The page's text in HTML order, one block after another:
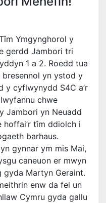
Ymgynghorol y
gerdd Jambori tri
1 a 2. Roedd tua
yn ystod y
y cyflwynydd S4C a’r
chwe
Jambori yn Neuadd
hoffai’r tîm ddiolch i
barhaus.
gynnar ym mis Mai,
caneuon er mwyn
gyda Martyn Geraint.
enw da fel un
Cymru gyda gallu